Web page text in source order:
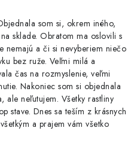
som si, okrem iného,
sklade. Obratom ma oslovili s
nemajú a či si nevyberiem niečo
bez ruže. Veľmi milá a
čas na rozmyslenie, veľmi
Nakoniec som si objednala
ale neľutujem. Všetky rastliny
stave. Dnes sa teším z krásnych
a prajem vám všetko